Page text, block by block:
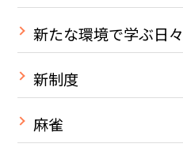
新たな環境で学ぶ日々
新制度
麻雀